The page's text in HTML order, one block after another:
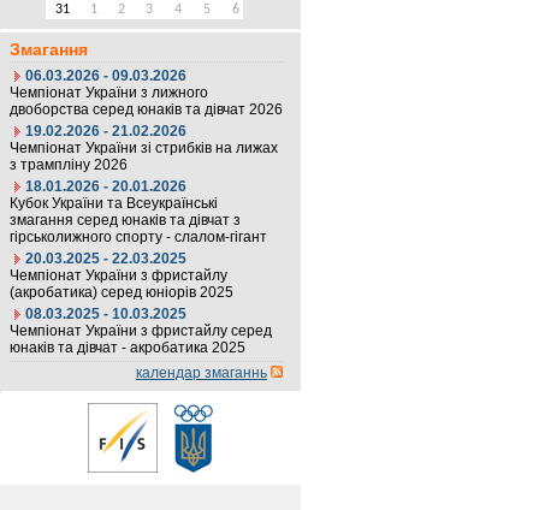
31
1 2 3 4 5 6
Змагання
06.03.2026 - 09.03.2026
Чемпіонат України з лижного
двоборства серед юнаків та дівчат 2026
19.02.2026 - 21.02.2026
Чемпіонат України зі стрибків на лижах
з трампліну 2026
18.01.2026 - 20.01.2026
Кубок України та Всеукраїнські
змагання серед юнаків та дівчат з
гірськолижного спорту - слалом-гігант
20.03.2025 - 22.03.2025
Чемпіонат України з фристайлу
(акробатика) серед юніорів 2025
08.03.2025 - 10.03.2025
Чемпіонат України з фристайлу серед
юнаків та дівчат - акробатика 2025
календар змаганнь